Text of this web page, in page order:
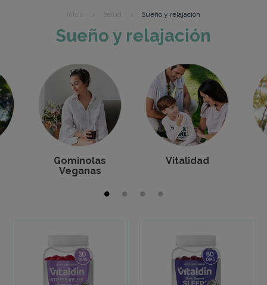
Sueño y relajación
Sueño y relajación
Gominolas
Veganas
Vitalidad